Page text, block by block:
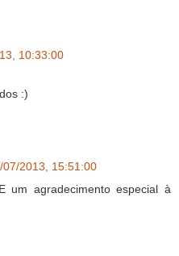
10:33:00
:)
07/2013, 15:51:00
um agradecimento especial à